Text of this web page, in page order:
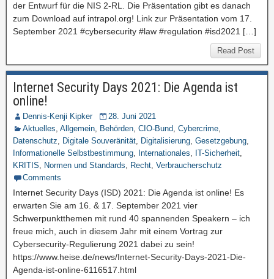
der Entwurf für die NIS 2-RL. Die Präsentation gibt es danach
zum Download auf intrapol.org! Link zur Präsentation vom 17.
September 2021 #cybersecurity #law #regulation #isd2021 […]
Read Post
Internet Security Days 2021: Die Agenda ist
online!
Dennis-Kenji Kipker
28. Juni 2021
Aktuelles, Allgemein, Behörden, CIO-Bund, Cybercrime,
Datenschutz, Digitale Souveränität, Digitalisierung, Gesetzgebung,
Informationelle Selbstbestimmung, Internationales, IT-Sicherheit,
KRITIS, Normen und Standards, Recht, Verbraucherschutz
Comments
Internet Security Days (ISD) 2021: Die Agenda ist online! Es
erwarten Sie am 16. & 17. September 2021 vier
Schwerpunktthemen mit rund 40 spannenden Speakern – ich
freue mich, auch in diesem Jahr mit einem Vortrag zur
Cybersecurity-Regulierung 2021 dabei zu sein!
https://www.heise.de/news/Internet-Security-Days-2021-Die-
Agenda-ist-online-6116517.html